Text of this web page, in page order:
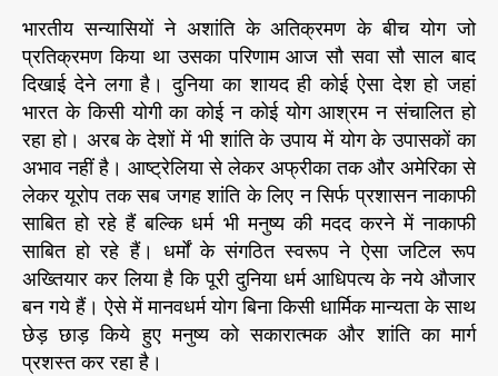
भारतीय सन्यासियों ने अशांति के अतिक्रमण के बीच योग जो
प्रतिक्रमण किया था उसका परिणाम आज सौ सवा सौ साल बाद
दिखाई देने लगा है। दुनिया का शायद ही कोई ऐसा देश हो जहां
भारत के किसी योगी का कोई न कोई योग आश्रम न संचालित हो
रहा हो। अरब के देशों में भी शांति के उपाय में योग के उपासकों का
अभाव नहीं है। आष्ट्रेलिया से लेकर अफ्रीका तक और अमेरिका से
लेकर यूरोप तक सब जगह शांति के लिए न सिर्फ प्रशासन नाकाफी
साबित हो रहे हैं बल्कि धर्म भी मनुष्य की मदद करने में नाकाफी
साबित हो रहे हैं। धर्मों के संगठित स्वरूप ने ऐसा जटिल रूप
अख्तियार कर लिया है कि पूरी दुनिया धर्म आधिपत्य के नये औजार
बन गये हैं। ऐसे में मानवधर्म योग बिना किसी धार्मिक मान्यता के साथ
छेड़ छाड़ किये हुए मनुष्य को सकारात्मक और शांति का मार्ग
प्रशस्त कर रहा है।